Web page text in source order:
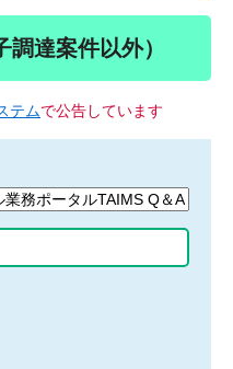
達案件以外）
テムで公告しています